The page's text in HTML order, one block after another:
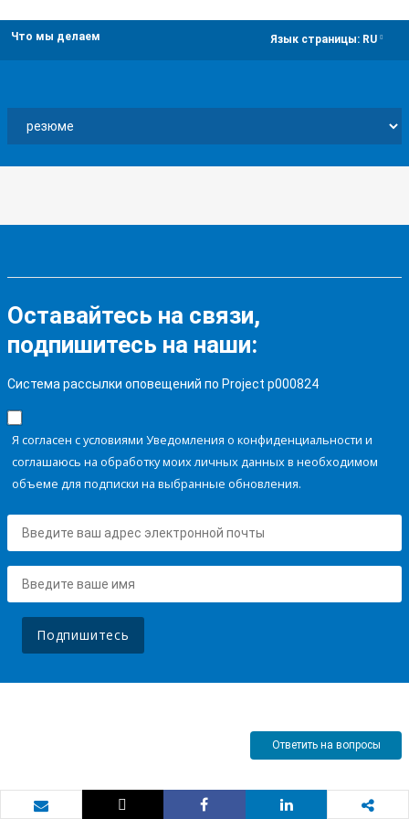
Что мы делаем Язык страницы: RU
Оставайтесь на связи,
подпишитесь на наши:
Система рассылки оповещений по Project p000824
Я согласен с условиями Уведомления о конфиденциальности и
соглашаюсь на обработку моих личных данных в необходимом
объеме для подписки на выбранные обновления.
Подпишитесь
Ответить на вопросы